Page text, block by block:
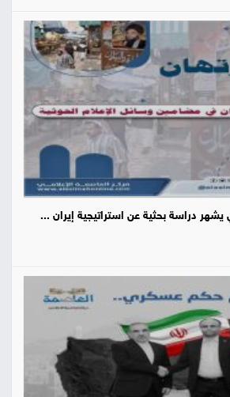
يشهر دراسة بحثية عن استراتيجية إيران ...